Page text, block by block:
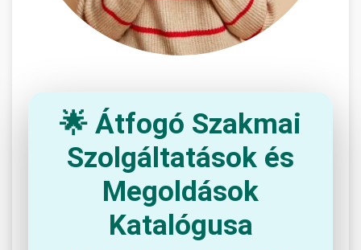
🌟 Átfogó Szakmai
Szolgáltatások és
Megoldások
Katalógusa